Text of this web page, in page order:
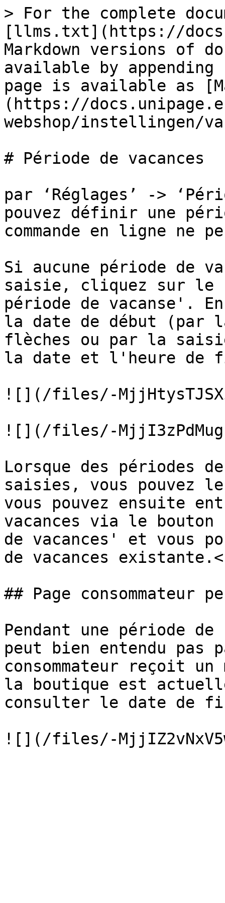
> For the complete
[llms.txt](https://
Markdown versions of
available by
page is available as
(https://
webshop/instellingen/
# Période de vacances
par ‘Réglages’ ->
pouvez définir une
commande en ligne ne
Si aucune période de
saisie, cliquez sur le
période de vacanse'.
la date de début (par
flèches ou par la
la date et l'heure de
![](/files/-
![](/files/-
Lorsque des périodes
saisies, vous pouvez
vous pouvez ensuite
vacances via le
de vacances' et vous
de vacances
## Page consommateur
Pendant une période de
peut bien entendu pas
consommateur reçoit
la boutique est
consulter le date de